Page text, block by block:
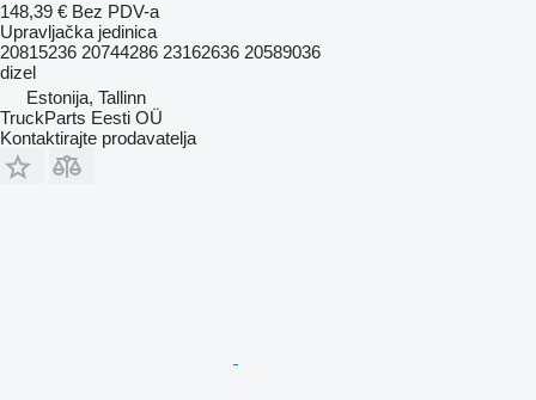
148,39 € Bez PDV-a
Upravljačka jedinica
20815236 20744286 23162636 20589036
dizel
Estonija, Tallinn
TruckParts Eesti OÜ
Kontaktirajte prodavatelja